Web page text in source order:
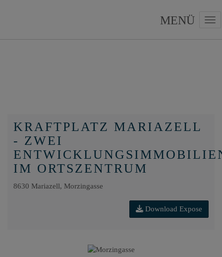
KRAFTPLATZ MARIAZELL
- ZWEI
IM ORTSZENTRUM
8630 Mariazell, Morzingasse
Download Expose